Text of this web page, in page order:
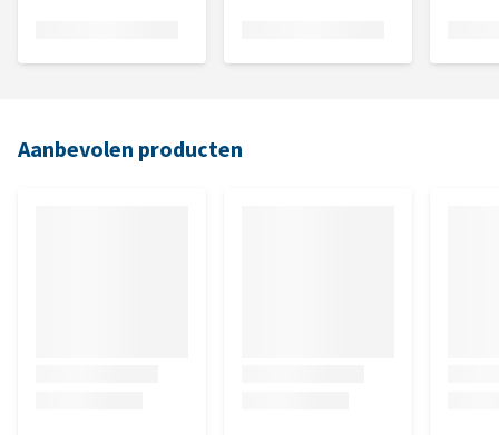
Aanbevolen producten